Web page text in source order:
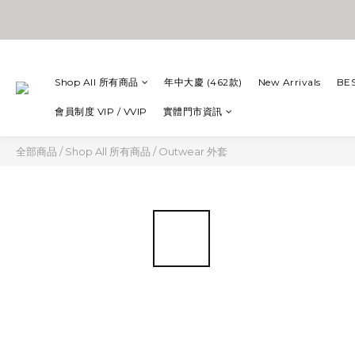
Shop All 所有商品 年中大慶 (462款) New Arrivals
會員制度 VIP / VVIP 實體門市資訊
全部商品 /Shop All 所有商品 /Outwear 外套